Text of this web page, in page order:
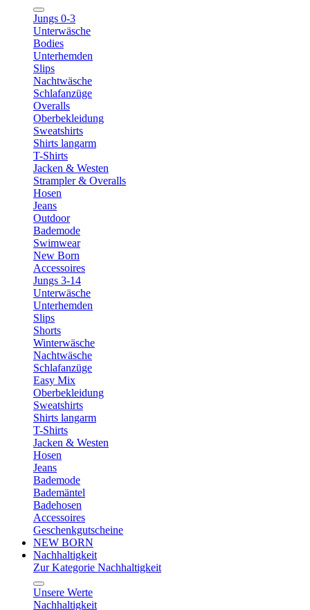
Jungs 0-3
Unterwäsche
Bodies
Unterhemden
Slips
Nachtwäsche
Schlafanzüge
Overalls
Oberbekleidung
Sweatshirts
Shirts langarm
T-Shirts
Jacken & Westen
Strampler & Overalls
Hosen
Jeans
Outdoor
Bademode
Swimwear
New Born
Accessoires
Jungs 3-14
Unterwäsche
Unterhemden
Slips
Shorts
Winterwäsche
Nachtwäsche
Schlafanzüge
Easy Mix
Oberbekleidung
Sweatshirts
Shirts langarm
T-Shirts
Jacken & Westen
Hosen
Jeans
Bademode
Bademäntel
Badehosen
Accessoires
Geschenkgutscheine
NEW BORN
Nachhaltigkeit
Zur Kategorie Nachhaltigkeit
Unsere Werte
Nachhaltigkeit